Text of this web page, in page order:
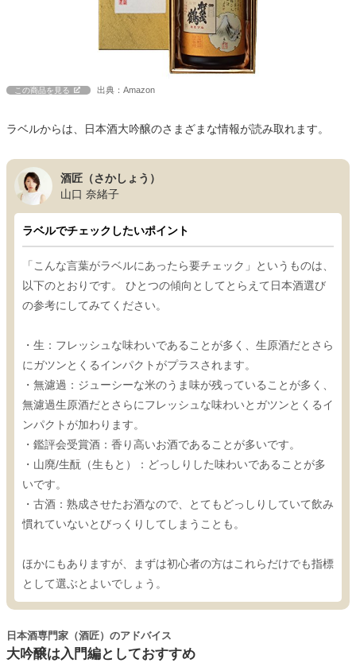
この商品を見る 出典：Amazon
ラベルからは、日本酒大吟醸のさまざまな情報が読み取れます。
酒匠（さかしょう）
山口 奈緒子
ラベルでチェックしたいポイント
「こんな言葉がラベルにあったら要チェック」というものは、
以下のとおりです。 ひとつの傾向としてとらえて日本酒選び
の参考にしてみてください。
・生：フレッシュな味わいであることが多く、生原酒だとさら
にガツンとくるインパクトがプラスされます。
・無濾過：ジューシーな米のうま味が残っていることが多く、
無濾過生原酒だとさらにフレッシュな味わいとガツンとくるイ
ンパクトが加わります。
・鑑評会受賞酒：香り高いお酒であることが多いです。
・山廃/生酛（生もと）：どっしりした味わいであることが多
いです。
・古酒：熟成させたお酒なので、とてもどっしりしていて飲み
慣れていないとびっくりしてしまうことも。
ほかにもありますが、まずは初心者の方はこれらだけでも指標
として選ぶとよいでしょう。
大吟醸は入門編としておすすめ
日本酒専門家（酒匠）のアドバイス